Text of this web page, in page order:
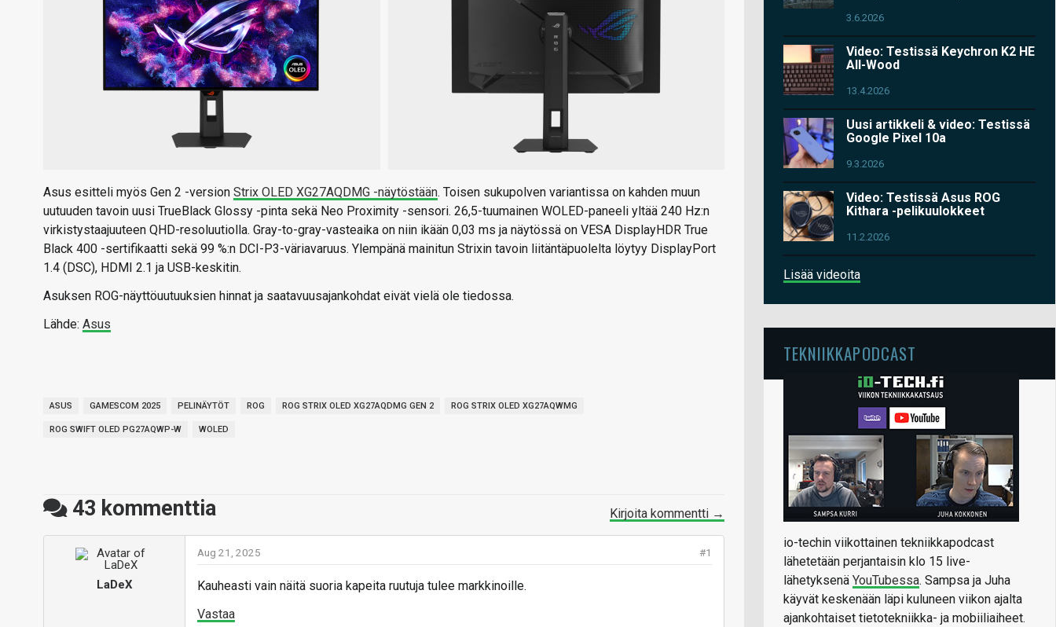
Asus esitteli myös Gen 2 -version Strix OLED XG27AQDMG -näytöstään. Toisen sukupolven variantissa on kahden muun
uutuuden tavoin uusi TrueBlack Glossy -pinta sekä Neo Proximity -sensori. 26,5-tuumainen WOLED-paneeli yltää 240 Hz:n
virkistystaajuuteen QHD-resoluutiolla. Gray-to-gray-vasteaika on niin ikään 0,03 ms ja näytössä on VESA DisplayHDR True
Black 400 -sertifikaatti sekä 99 %:n DCI-P3-väriavaruus. Ylempänä mainitun Strixin tavoin liitäntäpuolelta löytyy DisplayPort
1.4 (DSC), HDMI 2.1 ja USB-keskitin.
Asuksen ROG-näyttöuutuuksien hinnat ja saatavuusajankohdat eivät vielä ole tiedossa.
Lähde: Asus
ASUS GAMESCOM 2025 PELINÄYTÖT ROG ROG STRIX OLED XG27AQDMG GEN 2 ROG STRIX OLED XG27AQWMG
ROG SWIFT OLED PG27AQWP-W WOLED
43 kommenttia Kirjoita kommentti →
LaDeX
#1
Aug 21, 2025
Kauheasti vain näitä suoria kapeita ruutuja tulee markkinoille.
Vastaa
3.6.2026
Video: Testissä Keychron K2 HE
All-Wood
13.4.2026
Uusi artikkeli & video: Testissä
Google Pixel 10a
9.3.2026
Video: Testissä Asus ROG
Kithara -pelikuulokkeet
11.2.2026
Lisää videoita
TEKNIIKKAPODCAST
io-techin viikottainen tekniikkapodcast
lähetetään perjantaisin klo 15 live-
lähetyksenä YouTubessa. Sampsa ja Juha
käyvät keskenään läpi kuluneen viikon ajalta
ajankohtaiset tietotekniikka- ja mobiiliaiheet.